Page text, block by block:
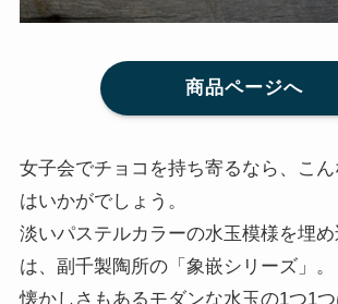
商品ページへ
女子会でチョコを持ち寄るなら、こん
はいかがでしょう。
淡いパステルカラーの水玉模様を埋
は、副千製陶所の「象嵌シリーズ」。
懐かしさもあるモダンな水玉の1つ1